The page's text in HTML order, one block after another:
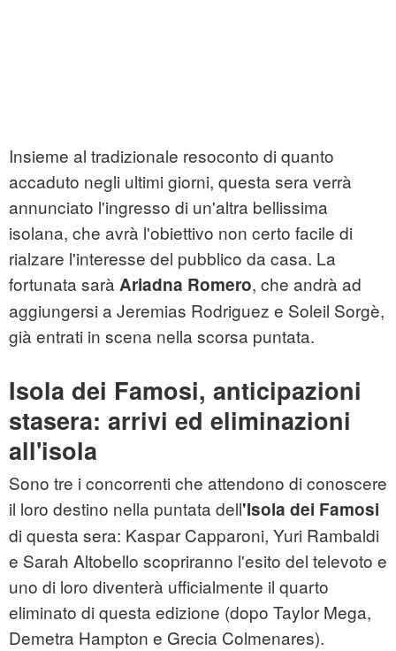
Insieme al tradizionale resoconto di quanto
accaduto negli ultimi giorni, questa sera verrà
annunciato l'ingresso di un'altra bellissima
isolana, che avrà l'obiettivo non certo facile di
rialzare l'interesse del pubblico da casa. La
fortunata sarà Ariadna Romero, che andrà ad
aggiungersi a Jeremias Rodriguez e Soleil Sorgè,
già entrati in scena nella scorsa puntata.
Isola dei Famosi, anticipazioni
stasera: arrivi ed eliminazioni
all'isola
Sono tre i concorrenti che attendono di conoscere
il loro destino nella puntata dell'Isola dei Famosi
di questa sera: Kaspar Capparoni, Yuri Rambaldi
e Sarah Altobello scopriranno l'esito del televoto e
uno di loro diventerà ufficialmente il quarto
eliminato di questa edizione (dopo Taylor Mega,
Demetra Hampton e Grecia Colmenares).